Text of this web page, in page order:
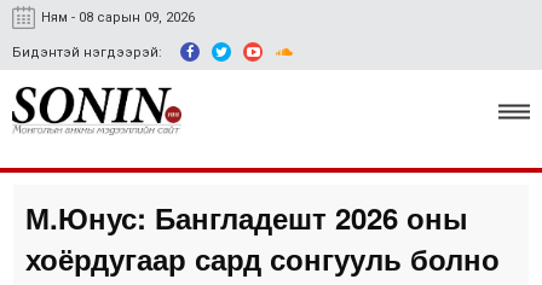
Ням - 08 сарын 09, 2026
Бидэнтэй нэгдээрэй:
Улс төр, эдийн засаг
Гэмт хэрэг
М.Юнус: Бангладешт 2026 оны
хоёрдугаар сард сонгууль болно